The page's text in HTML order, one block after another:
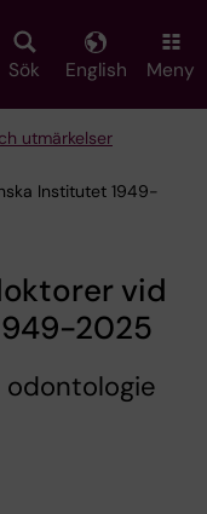
Sök English Meny
utmärkelser
Institutet 1949-
vid
2025
odontologie